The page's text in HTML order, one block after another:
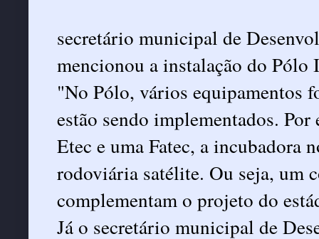
secretário municipal de
mencionou a instalação do
"No Pólo, vários equipamentos
estão sendo implementados.
Etec e uma Fatec, a incubadora
rodoviária satélite. Ou seja, um
complementam o projeto do
Já o secretário municipal de